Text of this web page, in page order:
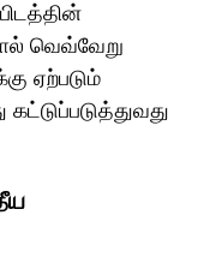
வெவ்வேறு
ஏற்படும்